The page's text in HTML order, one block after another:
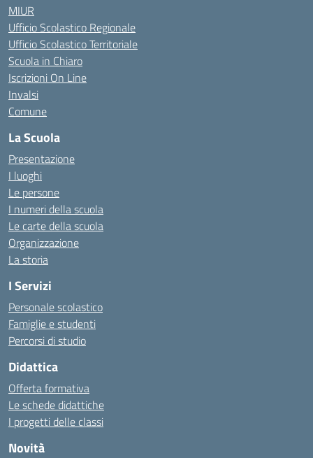
MIUR
Ufficio Scolastico Regionale
Ufficio Scolastico Territoriale
Scuola in Chiaro
Iscrizioni On Line
Invalsi
Comune
La Scuola
Presentazione
I luoghi
Le persone
I numeri della scuola
Le carte della scuola
Organizzazione
La storia
I Servizi
Personale scolastico
Famiglie e studenti
Percorsi di studio
Didattica
Offerta formativa
Le schede didattiche
I progetti delle classi
Novità